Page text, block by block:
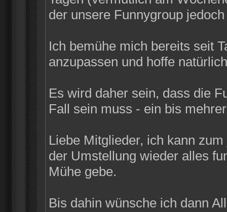
der unsere Funnygroup
Ich bemühe mich bereits seit
anzupassen und hoffe
Es wird daher sein, dass die
Fall sein muss - ein bis
Liebe Mitglieder, ich kann
der Umstellung wieder alles
Mühe gebe.
Bis dahin wünsche ich dann